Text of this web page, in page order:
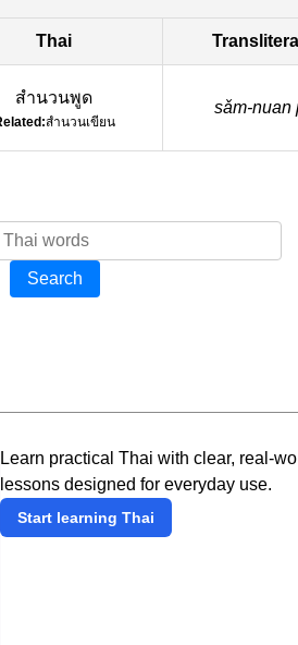
Thai
สำนวนพูด
สำนวนเขียน
sǎm-nuan
Search
Learn practical Thai with clear, real-
lessons designed for everyday use.
Start learning Thai